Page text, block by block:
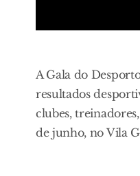
A Gala do
resultados
clubes,
de junho, no Vila